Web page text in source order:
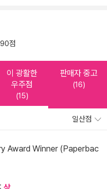
점
이 광활한
우주점
(15)
판매자 중고
(16)
일산점
Award Winner (Paperbac
상